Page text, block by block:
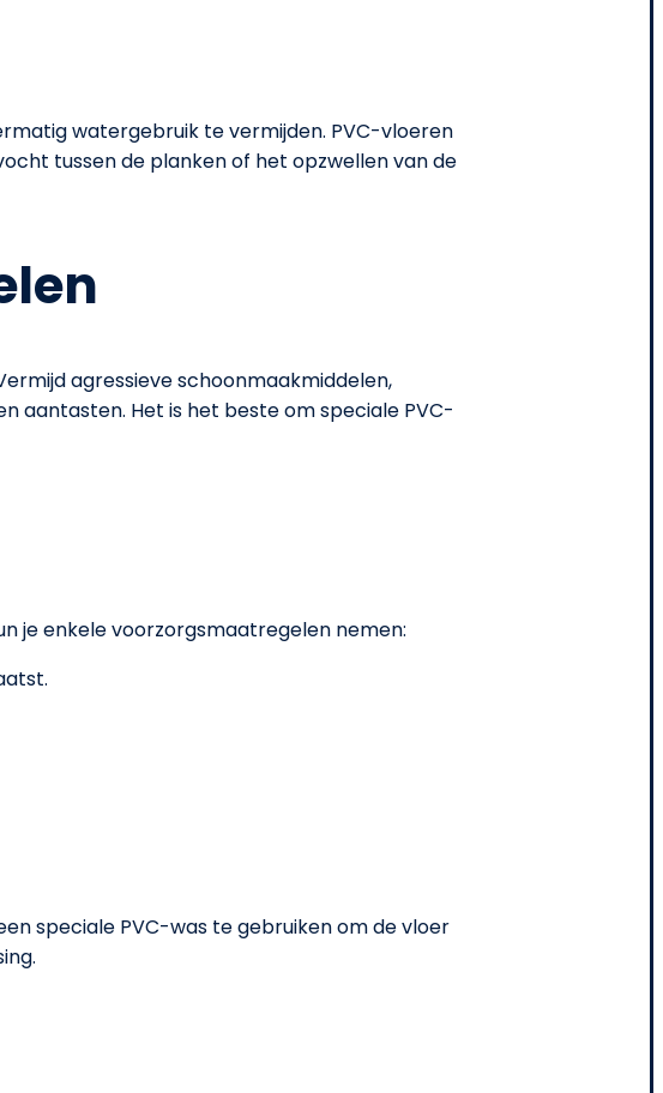
watergebruik te vermijden. PVC-vloeren
tussen de planken of het opzwellen van de
agressieve schoonmaakmiddelen,
aantasten. Het is het beste om speciale PVC-
je enkele voorzorgsmaatregelen nemen:
speciale PVC-was te gebruiken om de vloer